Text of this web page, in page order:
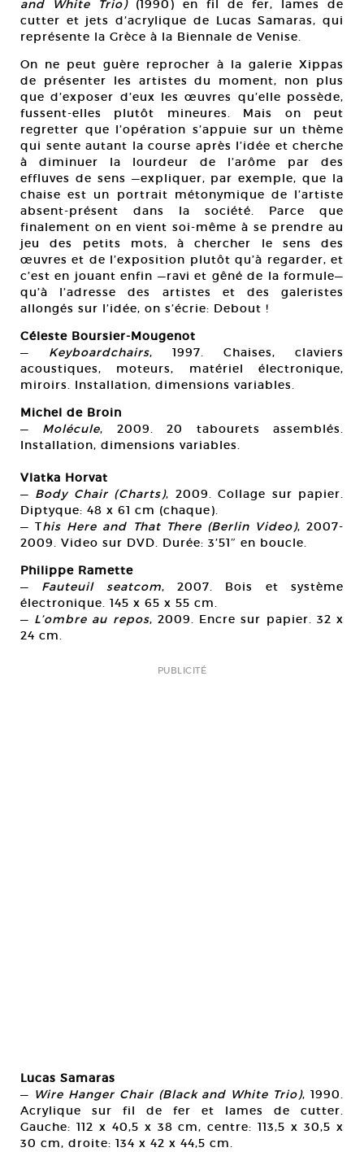
and White Trio) (1990) en fil de fer, lames de
cutter et jets d’acrylique de Lucas Samaras, qui
représente la Grèce à la Biennale de Venise.
On ne peut guère reprocher à la galerie Xippas
de présenter les artistes du moment, non plus
que d’exposer d’eux les œuvres qu’elle possède,
fussent-elles plutôt mineures. Mais on peut
regretter que l’opération s’appuie sur un thème
qui sente autant la course après l’idée et cherche
à diminuer la lourdeur de l’arôme par des
effluves de sens —expliquer, par exemple, que la
chaise est un portrait métonymique de l’artiste
absent-présent dans la société. Parce que
finalement on en vient soi-même à se prendre au
jeu des petits mots, à chercher le sens des
œuvres et de l’exposition plutôt qu’à regarder, et
c’est en jouant enfin —ravi et gêné de la formule—
qu’à l’adresse des artistes et des galeristes
allongés sur l’idée, on s’écrie: Debout !
Céleste Boursier-Mougenot
— Keyboardchairs, 1997. Chaises, claviers
acoustiques, moteurs, matériel électronique,
miroirs. Installation, dimensions variables.
Michel de Broin
— Molécule, 2009. 20 tabourets assemblés.
Installation, dimensions variables.
Vlatka Horvat
— Body Chair (Charts), 2009. Collage sur papier.
Diptyque: 48 x 61 cm (chaque).
— This Here and That There (Berlin Video), 2007-
2009. Video sur DVD. Durée: 3’51″ en boucle.
Philippe Ramette
— Fauteuil seatcom, 2007. Bois et système
électronique. 145 x 65 x 55 cm.
— L’ombre au repos, 2009. Encre sur papier. 32 x
24 cm.
PUBLICITÉ
Lucas Samaras
— Wire Hanger Chair (Black and White Trio), 1990.
Acrylique sur fil de fer et lames de cutter.
Gauche: 112 x 40,5 x 38 cm, centre: 113,5 x 30,5 x
30 cm, droite: 134 x 42 x 44,5 cm.